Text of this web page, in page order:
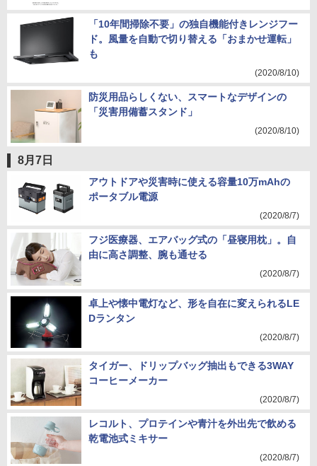
「10年間掃除不要」の独自機能付きレンジフー
ド。風量を自動で切り替える「おまかせ運転」
も
(2020/8/10)
防災用品らしくない、スマートなデザインの
「災害用備蓄スタンド」
(2020/8/10)
8月7日
アウトドアや災害時に使える容量10万mAhの
ポータブル電源
(2020/8/7)
フジ医療器、エアバッグ式の「昼寝用枕」。自
由に高さ調整、腕も通せる
(2020/8/7)
卓上や懐中電灯など、形を自在に変えられるLE
Dランタン
(2020/8/7)
タイガー、ドリップバッグ抽出もできる3WAY
コーヒーメーカー
(2020/8/7)
レコルト、プロテインや青汁を外出先で飲める
乾電池式ミキサー
(2020/8/7)